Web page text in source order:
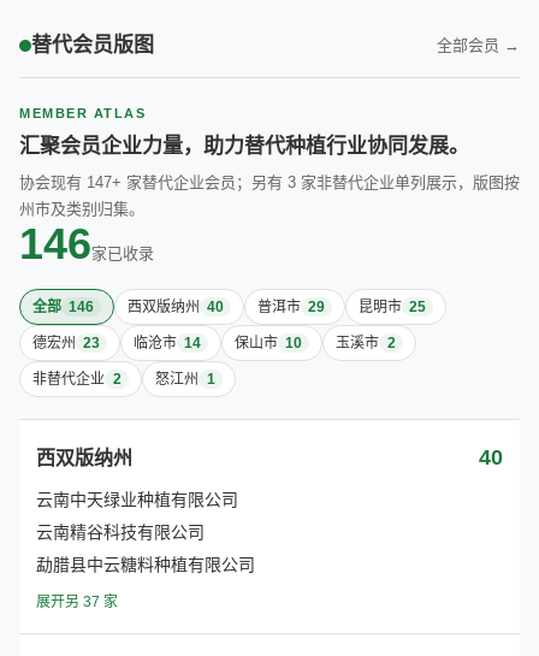
替代会员版图 全部会员 →
MEMBER ATLAS
汇聚会员企业力量，助力替代种植行业协同发展。
协会现有 147+ 家替代企业会员；另有 3 家非替代企业单列展示，版图按
州市及类别归集。
146家已收录
全部 146 西双版纳州 40 普洱市 29 昆明市 25
德宏州 23 临沧市 14 保山市 10 玉溪市 2
非替代企业 2 怒江州 1
西双版纳州 40
云南中天绿业种植有限公司
云南精谷科技有限公司
勐腊县中云糖料种植有限公司
展开另 37 家